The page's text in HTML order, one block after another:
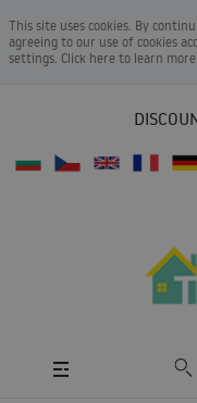
This site uses cookies. By
agreeing to our use of cookies
settings. Click here to learn